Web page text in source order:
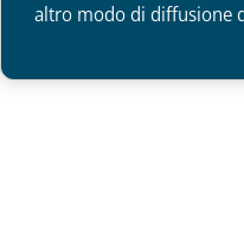
altro modo di diffusione